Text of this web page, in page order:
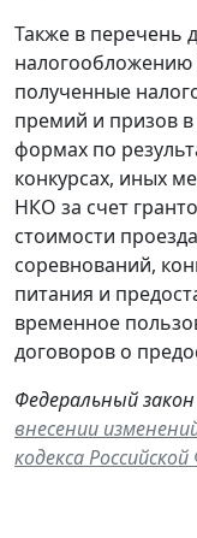
Также в перечень
полученные
премий и призов
формах по
конкурсах, иных
НКО за счет
стоимости
соревнований,
питания и
временное
договоров о
Федеральный
внесении
кодекса